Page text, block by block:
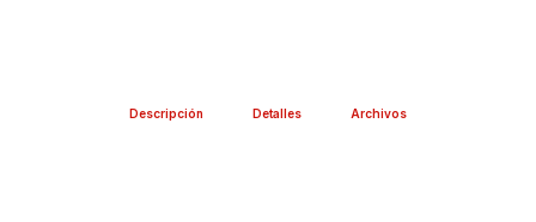
Descripción Detalles Archivos